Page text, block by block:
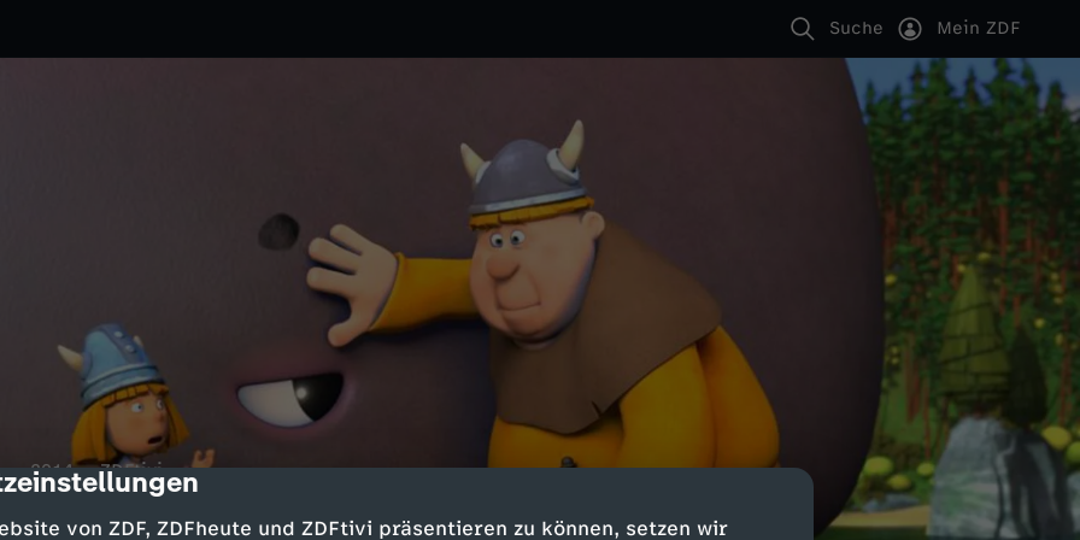
von ZDF, ZDFheute und ZDFtivi präsentieren zu können, setzen wir
Suche Mein ZDF
2014 ZDFtivi
Der Wal muss, so schnell es